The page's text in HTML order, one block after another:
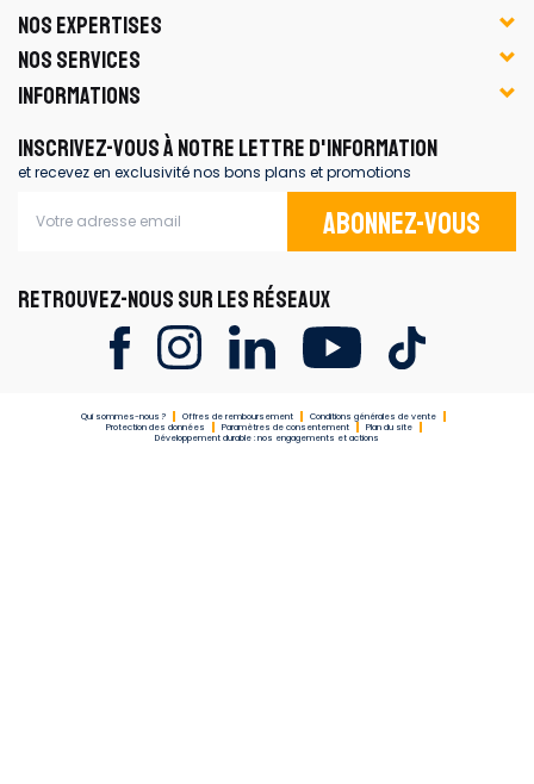
NOS EXPERTISES
NOS SERVICES
INFORMATIONS
INSCRIVEZ-VOUS À NOTRE LETTRE D'INFORMATION
et recevez en exclusivité nos bons plans et promotions
Abonnez-vous
RETROUVEZ-NOUS SUR LES RÉSEAUX
Qui sommes-nous ? Offres de remboursement
Conditions générales de vente
Protection des données
Paramètres de consentement
Plan du site
Développement durable : nos engagements et actions